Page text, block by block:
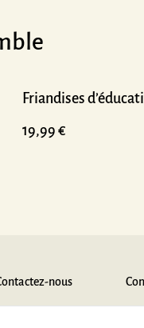
Friandises
19,99 €
nous